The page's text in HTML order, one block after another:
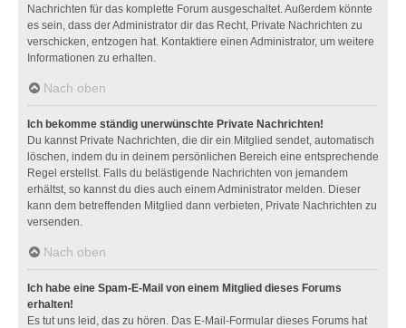
Nachrichten für das komplette Forum ausgeschaltet. Außerdem könnte
es sein, dass der Administrator dir das Recht, Private Nachrichten zu
verschicken, entzogen hat. Kontaktiere einen Administrator, um weitere
Informationen zu erhalten.
Nach oben
Ich bekomme ständig unerwünschte Private Nachrichten!
Du kannst Private Nachrichten, die dir ein Mitglied sendet, automatisch
löschen, indem du in deinem persönlichen Bereich eine entsprechende
Regel erstellst. Falls du belästigende Nachrichten von jemandem
erhältst, so kannst du dies auch einem Administrator melden. Dieser
kann dem betreffenden Mitglied dann verbieten, Private Nachrichten zu
versenden.
Nach oben
Ich habe eine Spam-E-Mail von einem Mitglied dieses Forums
erhalten!
Es tut uns leid, das zu hören. Das E-Mail-Formular dieses Forums hat